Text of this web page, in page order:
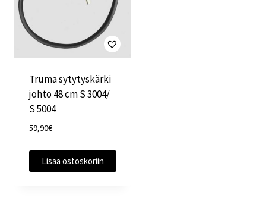
Truma sytytyskärki
johto 48 cm S 3004/
S 5004
59,90€
Lisää ostoskoriin